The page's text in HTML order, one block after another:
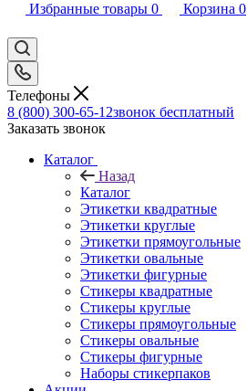
Избранные товары 0 Корзина 0
Телефоны
8 (800) 300-65-12звонок бесплатный
Заказать звонок
Каталог
Назад
Каталог
Этикетки квадратные
Этикетки круглые
Этикетки прямоугольные
Этикетки овальные
Этикетки фигурные
Стикеры квадратные
Стикеры круглые
Стикеры прямоугольные
Стикеры овальные
Стикеры фигурные
Наборы стикерпаков